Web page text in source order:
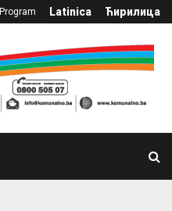
Program Latinica Ћирилица